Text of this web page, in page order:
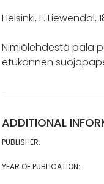
Helsinki, F.
Nimiölehdestä pala
etukannen
ADDITIONAL
PUBLISHER:
YEAR OF PUBLICATION: